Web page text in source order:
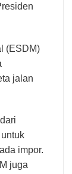
(ESDM)
jalan
impor.
juga